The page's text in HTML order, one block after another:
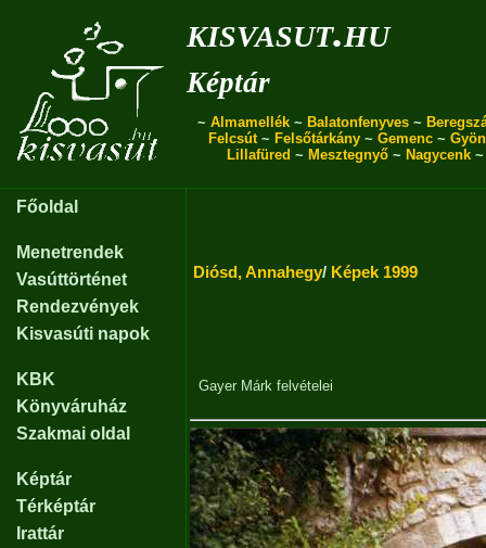
kisvasut.hu
Képtár
~ Almamellék ~ Balatonfenyves ~
Felcsút~ Felsőtárkány ~ Gemenc ~
Lillafüred ~ Mesztegnyő~ Nagycenk
Főoldal
Menetrendek
Vasúttörténet
Rendezvények
Kisvasúti napok
KBK
Könyváruház
Szakmai oldal
Képtár
Térképtár
Irattár
Diósd, Annahegy/ Képek 1999
Gayer Márk felvételei